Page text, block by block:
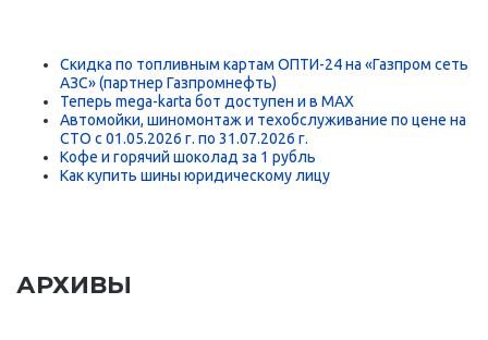
Скидка по топливным картам ОПТИ-24 на «Газпром сеть
АЗС» (партнер Газпромнефть)
Теперь mega-karta бот доступен и в MAX
Автомойки, шиномонтаж и техобслуживание по цене на
СТО с 01.05.2026 г. по 31.07.2026 г.
Кофе и горячий шоколад за 1 рубль
Как купить шины юридическому лицу
АРХИВЫ